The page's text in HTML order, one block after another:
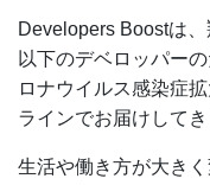
Developers Boostは
以下のデベロッパー
ロナウイルス感染症
ラインでお届けしてき
生活や働き方が大き